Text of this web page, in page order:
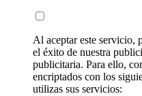
Al aceptar este servicio,
el éxito de nuestra
publicitaria. Para ello,
encriptados con los
utilizas sus servicios: